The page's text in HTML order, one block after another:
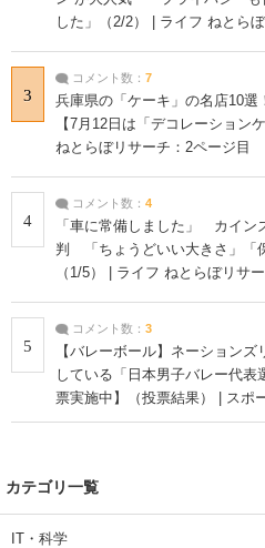
した」（2/2） | ライフ ねとら
3
コメント数： 7
兵庫県の「ケーキ」の名店10
【7月12日は「デコレーション
ねとらぼリサーチ：2ページ目
4
コメント数： 4
「車に常備しました」 カイン
判 「ちょうどいい大きさ」「
（1/5） | ライフ ねとらぼリサ
5
コメント数： 3
【バレーボール】ネーション
している「日本男子バレー代表
票実施中】（投票結果） | スポ
カテゴリ一覧
IT・科学